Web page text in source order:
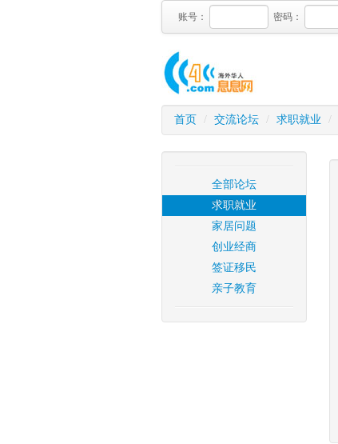
账号： 密码：
首页 / 交流论坛 / 求职就业 /
全部论坛
求职就业
家居问题
创业经商
签证移民
亲子教育